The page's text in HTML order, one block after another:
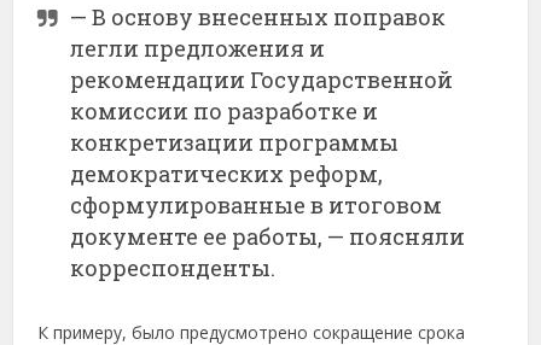
— В основу внесенных поправок
легли предложения и
рекомендации Государственной
комиссии по разработке и
конкретизации программы
демократических реформ,
сформулированные в итоговом
документе ее работы, — поясняли
корреспонденты.
К примеру, было предусмотрено сокращение срока